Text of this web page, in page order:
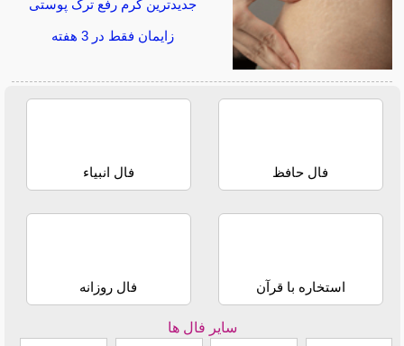
جدیدترین کرم رفع ترک پوستی
زایمان فقط در 3 هفته
فال حافظ فال انبیاء
استخاره با قرآن فال روزانه
سایر فال ها